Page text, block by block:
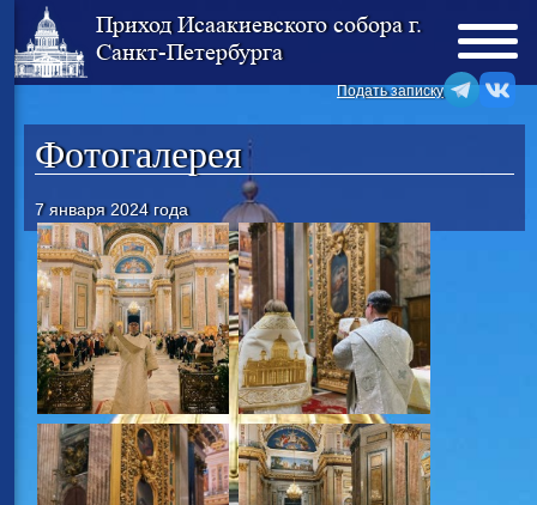
Приход Исаакиевского собора г.
Санкт-Петербурга
Подать записку
Фотогалерея
7 января 2024 года